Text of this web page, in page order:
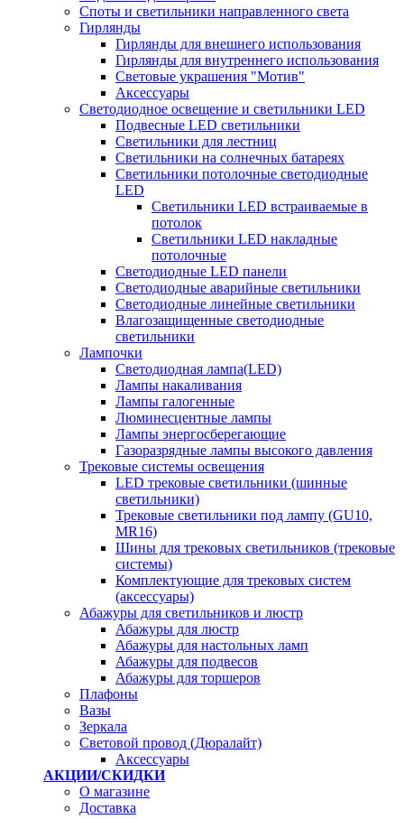
Споты и светильники направленного света
Гирлянды
Гирлянды для внешнего использования
Гирлянды для внутреннего использования
Световые украшения "Мотив"
Аксессуары
Светодиодное освещение и светильники LED
Подвесные LED светильники
Светильники для лестниц
Светильники на солнечных батареях
Светильники потолочные светодиодные
LED
Cветильники LED встраиваемые в
потолок
Светильники LED накладные
потолочные
Светодиодные LED панели
Светодиодные аварийные светильники
Светодиодные линейные светильники
Влагозащищенные светодиодные
светильники
Лампочки
Светодиодная лампа(LED)
Лампы накаливания
Лампы галогенные
Люминесцентные лампы
Лампы энергосберегающие
Газоразрядные лампы высокого давления
Трековые системы освещения
LED трековые светильники (шинные
светильники)
Трековые светильники под лампу (GU10,
MR16)
Шины для трековых светильников (трековые
системы)
Комплектующие для трековых систем
(аксессуары)
Абажуры для светильников и люстр
Абажуры для люстр
Абажуры для настольных ламп
Абажуры для подвесов
Абажуры для торшеров
Плафоны
Вазы
Зеркала
Световой провод (Дюралайт)
Аксессуары
АКЦИИ/СКИДКИ
О магазине
Доставка